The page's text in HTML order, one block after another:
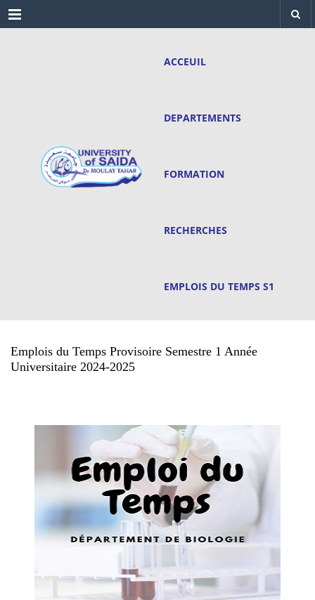
Menu
ACCEUIL
DEPARTEMENTS
FORMATION
RECHERCHES
EMPLOIS DU TEMPS S1
Emplois du Temps Provisoire Semestre 1 Année
Universitaire 2024-2025